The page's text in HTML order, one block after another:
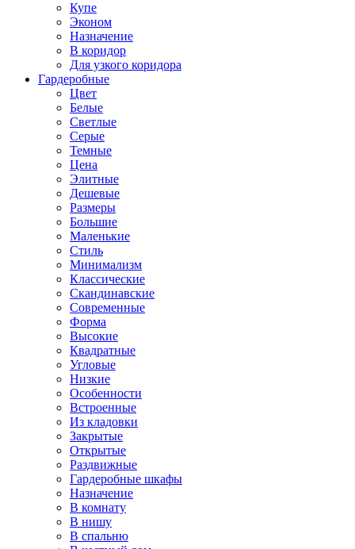
Купе
Эконом
Назначение
В коридор
Для узкого коридора
Гардеробные
Цвет
Белые
Светлые
Серые
Темные
Цена
Элитные
Дешевые
Размеры
Большие
Маленькие
Стиль
Минимализм
Классические
Скандинавские
Современные
Форма
Высокие
Квадратные
Угловые
Низкие
Особенности
Встроенные
Из кладовки
Закрытые
Открытые
Раздвижные
Гардеробные шкафы
Назначение
В комнату
В нишу
В спальню